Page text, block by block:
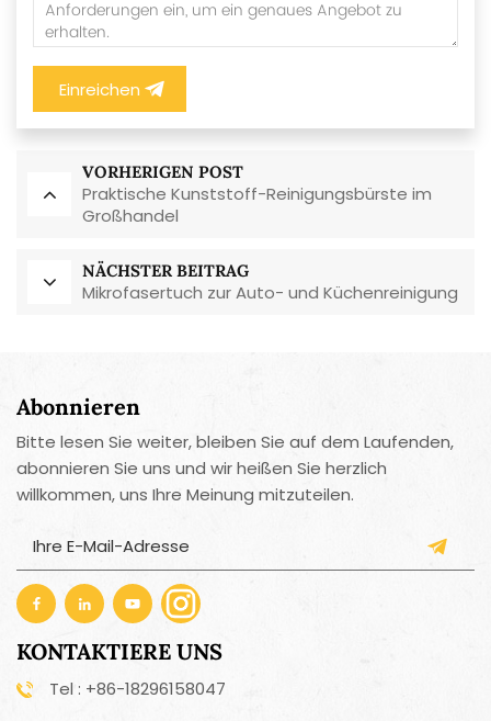
Einreichen
VORHERIGEN POST
Praktische Kunststoff-Reinigungsbürste im
Großhandel
NÄCHSTER BEITRAG
Mikrofasertuch zur Auto- und Küchenreinigung
Abonnieren
Bitte lesen Sie weiter, bleiben Sie auf dem Laufenden,
abonnieren Sie uns und wir heißen Sie herzlich
willkommen, uns Ihre Meinung mitzuteilen.
KONTAKTIERE UNS
Tel : +86-18296158047